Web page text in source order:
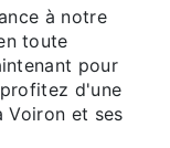
à notre
toute
pour
d'une
Voiron et ses